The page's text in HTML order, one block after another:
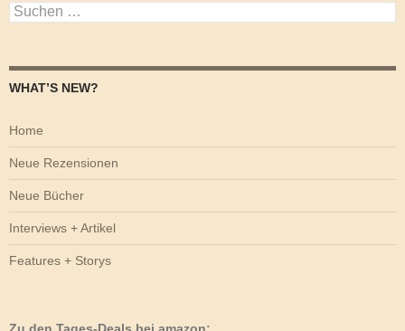
Suchen
nach:
WHAT’S NEW?
Home
Neue Rezensionen
Neue Bücher
Interviews + Artikel
Features + Storys
Zu den Tages-Deals bei amazon: